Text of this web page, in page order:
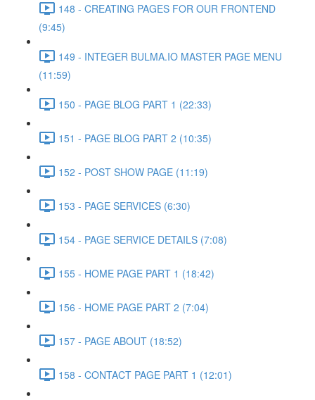
148 - CREATING PAGES FOR OUR FRONTEND
(9:45)
149 - INTEGER BULMA.IO MASTER PAGE MENU
(11:59)
150 - PAGE BLOG PART 1 (22:33)
151 - PAGE BLOG PART 2 (10:35)
152 - POST SHOW PAGE (11:19)
153 - PAGE SERVICES (6:30)
154 - PAGE SERVICE DETAILS (7:08)
155 - HOME PAGE PART 1 (18:42)
156 - HOME PAGE PART 2 (7:04)
157 - PAGE ABOUT (18:52)
158 - CONTACT PAGE PART 1 (12:01)